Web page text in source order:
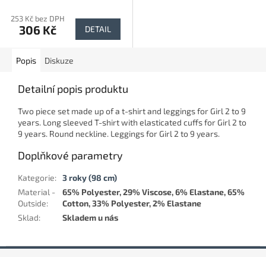
253 Kč bez DPH
306 Kč DETAIL
Popis Diskuze
Detailní popis produktu
Two piece set made up of a t-shirt and leggings for Girl 2 to 9
years. Long sleeved T-shirt with elasticated cuffs for Girl 2 to
9 years. Round neckline. Leggings for Girl 2 to 9 years.
Doplňkové parametry
Kategorie: 3 roky (98 cm)
Material -
Outside:
65% Polyester, 29% Viscose, 6% Elastane, 65%
Cotton, 33% Polyester, 2% Elastane
Sklad: Skladem u nás